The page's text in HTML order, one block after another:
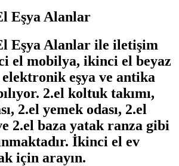
Eşya Alanlar
Eşya Alanlar ile iletişim
el mobilya, ikinci el beyaz
eşya ve antika
2.el koltuk takımı,
2.el yemek odası, 2.el
2.el baza yatak ranza gibi
İkinci el ev
için arayın.